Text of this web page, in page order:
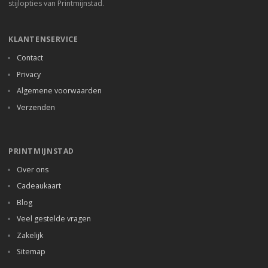
stijlopties van Printmijnstad.
KLANTENSERVICE
Contact
Privacy
Algemene voorwaarden
Verzenden
PRINTMIJNSTAD
Over ons
Cadeaukaart
Blog
Veel gestelde vragen
Zakelijk
Sitemap